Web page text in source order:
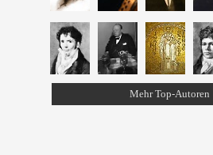
Mehr Top-Autoren